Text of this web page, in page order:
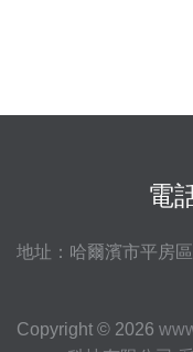
電
地址：哈爾濱市平房
Copyright © 2026